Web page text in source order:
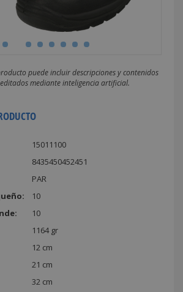
puede incluir descripciones y contenidos
mediante inteligencia artificial.
15011100
8435450452451
PAR
10
10
1164 gr
12 cm
21 cm
32 cm